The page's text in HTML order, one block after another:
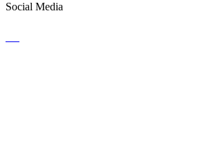
Social Media